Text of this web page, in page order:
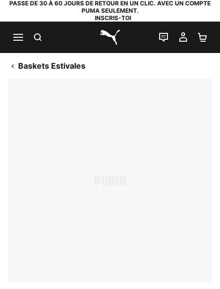
PASSE DE 30 À 60 JOURS DE RETOUR EN UN CLIC. AVEC UN COMPTE
PUMA SEULEMENT.
INSCRIS-TOI
PUMA.com
LIVE CHAT
MON
Baskets Estivales